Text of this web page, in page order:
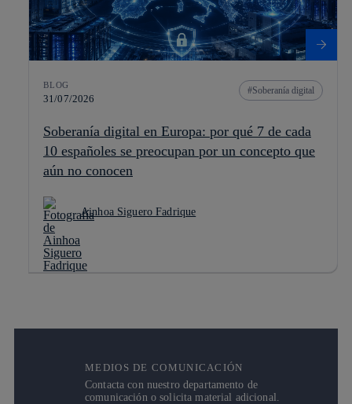
BLOG
31/07/2026
Soberanía digital
Soberanía digital en Europa: por qué 7 de cada
10 españoles se preocupan por un concepto que
aún no conocen
Ainhoa Siguero Fadrique
MEDIOS DE COMUNICACIÓN
Contacta con nuestro departamento de
comunicación o solicita material adicional.